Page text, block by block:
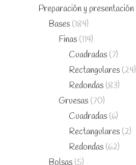
Preparación y presentación
Bases (184)
Finas (114)
Cuadradas (7)
Rectangulares (24)
Redondas (83)
Gruesas (70)
Cuadradas (6)
Rectangulares (2)
Redondas (62)
Bolsas (5)